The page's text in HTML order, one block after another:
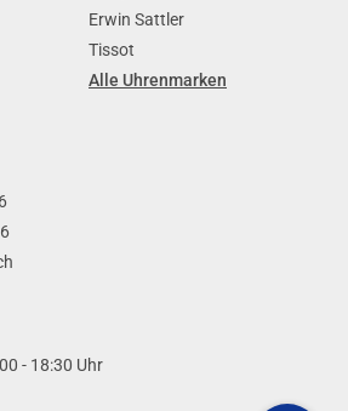
Erwin Sattler
Tissot
Alle Uhrenmarken
- 18:30 Uhr